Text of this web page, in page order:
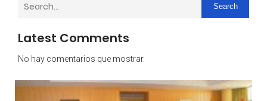
Search
Latest Comments
No hay comentarios que mostrar.